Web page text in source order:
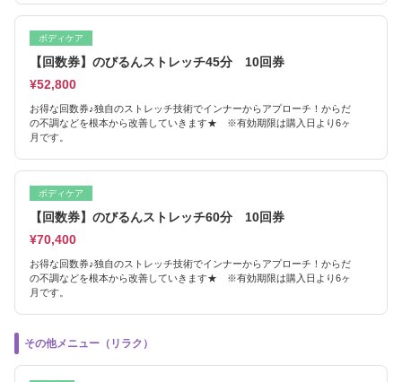
ボディケア
【回数券】のびるんストレッチ45分 10回券
¥52,800
お得な回数券♪独自のストレッチ技術でインナーからアプローチ！からだ
の不調などを根本から改善していきます★ ※有効期限は購入日より6ヶ
月です。
ボディケア
【回数券】のびるんストレッチ60分 10回券
¥70,400
お得な回数券♪独自のストレッチ技術でインナーからアプローチ！からだ
の不調などを根本から改善していきます★ ※有効期限は購入日より6ヶ
月です。
その他メニュー（リラク）